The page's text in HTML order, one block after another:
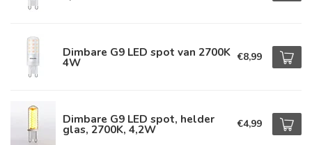
Dimbare G9 LED spot van 2700K
4W €8,99
Dimbare G9 LED spot, helder
glas, 2700K, 4,2W €4,99